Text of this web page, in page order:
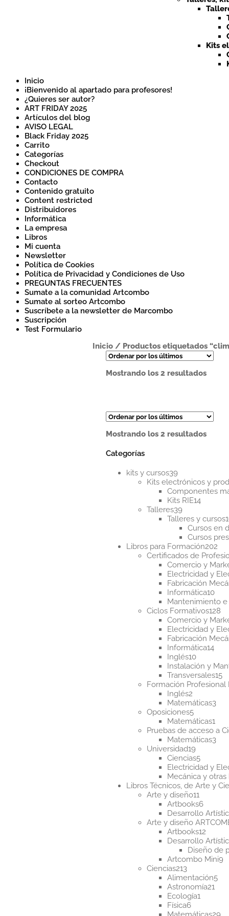
Kits
Inicio
¡Bienvenido al apartado para profesores!
¿Quieres ser autor?
ART FRIDAY 2025
Artículos del blog
AVISO LEGAL
Black Friday 2025
Carrito
Categorías
Checkout
CONDICIONES DE COMPRA
Contacto
Contenido gratuito
Content restricted
Distribuidores
Informática
La empresa
Libros
Mi cuenta
Newsletter
Política de Cookies
Política de Privacidad y Condiciones de Uso
PREGUNTAS FRECUENTES
Sumate a la comunidad Artcombo
Sumate al sorteo Artcombo
Suscríbete a la newsletter de Marcombo
Suscripción
Test Formulario
Inicio/ Productos etiquetados
Mostrando los 2 resultados
Mostrando los 2 resultados
Categorías
kits y cursos39
productos
Kits electrónicos y
Componentes
Kits RIE1414
Talleres39
productos
Talleres y cursos
Cursos en
Cursos
Libros para Formación202
Certificados de
Comercio y
Electricidad y
Fabricación
Informática1010
Mantenimiento
Ciclos Formativos128
Comercio y
Electricidad y
Fabricación
Informática1414
Inglés1010
Instalación y
Transversales1515
Formación Profesional
Inglés2
productos
Matemáticas33
Oposiciones55
productos
Matemáticas1
Pruebas de acceso a
Matemáticas33
Universidad19
productos
Ciencias55
Electricidad y
Mecánica y otras
Libros Técnicos, de Arte y
Arte y diseño11
Artbooks66
Desarrollo
Arte y diseño
Artbooks12
Desarrollo
Diseño de
Artcombo Mini9
Ciencias213213
productos
Alimentación55
Astronomía21
Ecología1
Física66
productos